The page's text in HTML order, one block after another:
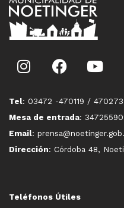
Tel: 03472 -470119 / 470273
Mesa de entrada:
Email:
Dirección: Córdoba 48,
Teléfonos Útiles